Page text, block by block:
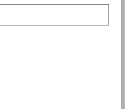
en ontdek een